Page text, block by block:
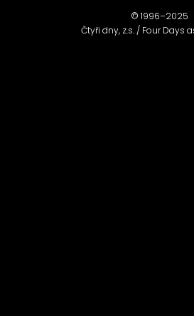
© 1996–2025
Čtyři dny, z.s. / Four Days